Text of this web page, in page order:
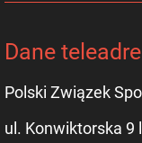
Dane
Polski Związek
ul. Konwiktorska 9